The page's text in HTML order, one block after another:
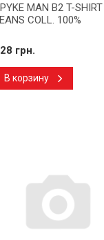
MAN B2 T-SHIRT
COLL. 100%
грн.
В корзину